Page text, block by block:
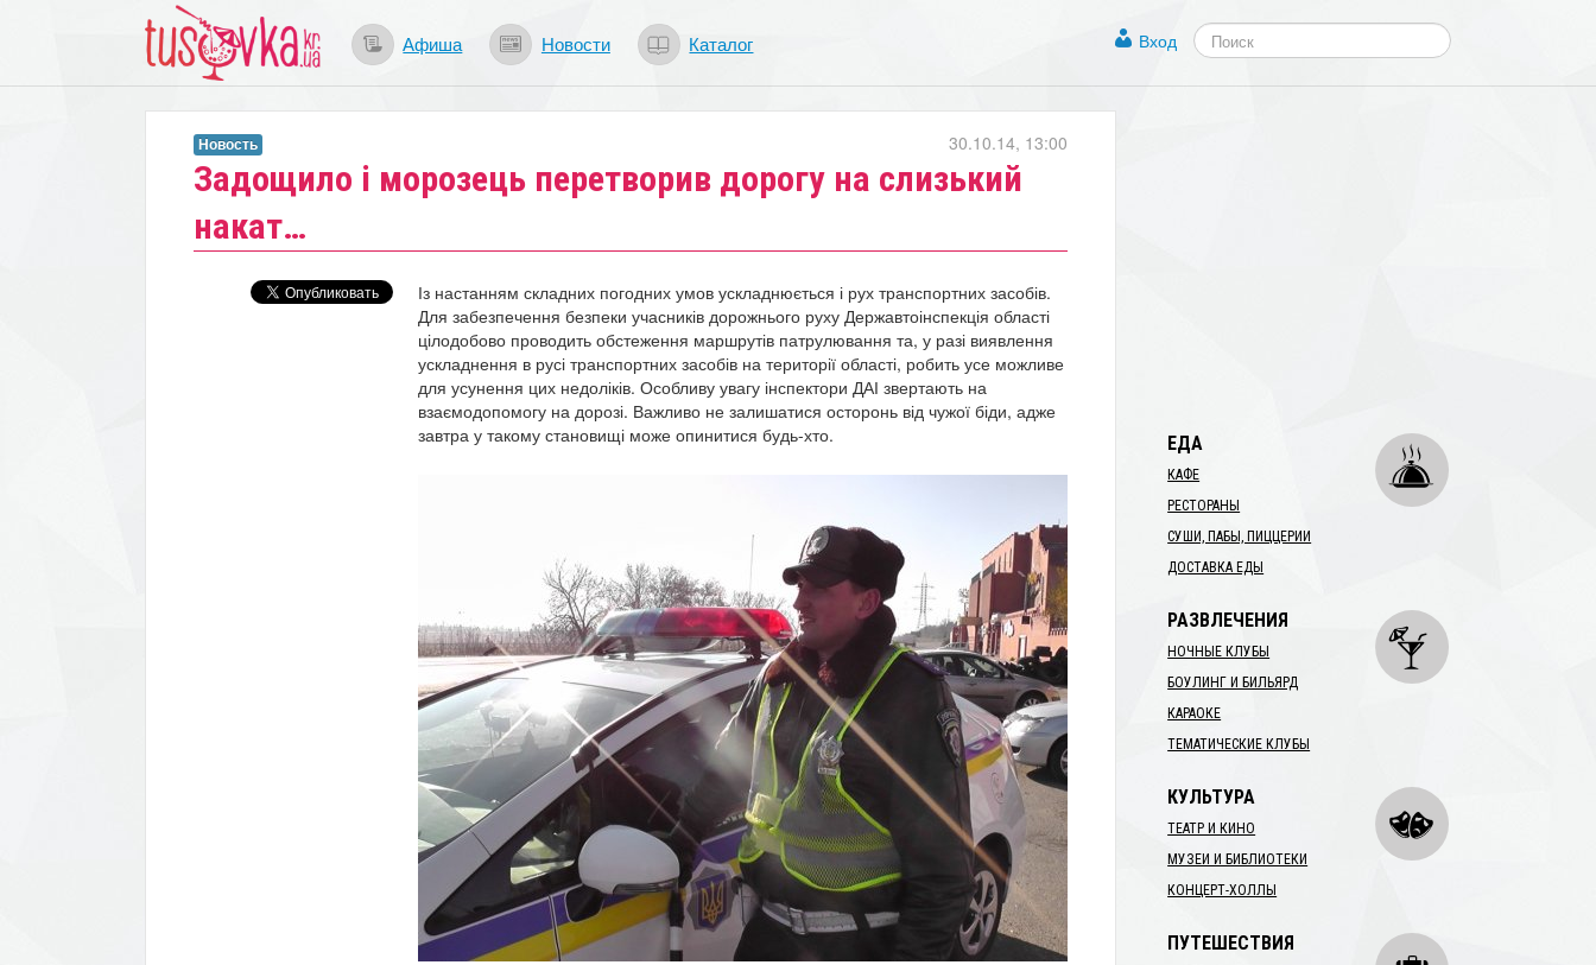
Афиша Новости Каталог Вход
​Задощило і морозець перетворив дорогу на слизький
накат…
30.10.14, 13:00
Новость
Із настанням складних погодних умов ускладнюється і рух транспортних засобів.
Для забезпечення безпеки учасників дорожнього руху Державтоінспекція області
цілодобово проводить обстеження маршрутів патрулювання та, у разі виявлення
ускладнення в русі транспортних засобів на території області, робить усе можливе
для усунення цих недоліків. Особливу увагу інспектори ДАІ звертають на
взаємодопомогу на дорозі. Важливо не залишатися осторонь від чужої біди, адже
завтра у такому становищі може опинитися будь-хто.
ЕДА
КАФЕ
РЕСТОРАНЫ
СУШИ, ПАБЫ, ПИЦЦЕРИИ
ДОСТАВКА ЕДЫ
РАЗВЛЕЧЕНИЯ
НОЧНЫЕ КЛУБЫ
БОУЛИНГ И БИЛЬЯРД
КАРАОКЕ
ТЕМАТИЧЕСКИЕ КЛУБЫ
КУЛЬТУРА
ТЕАТР И КИНО
МУЗЕИ И БИБЛИОТЕКИ
КОНЦЕРТ-ХОЛЛЫ
ПУТЕШЕСТВИЯ